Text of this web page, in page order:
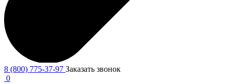
8 (800) 775-37-97 Заказать звонок
0